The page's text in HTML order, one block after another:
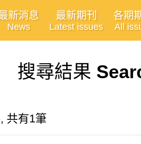
新消息
News
最新期刊
Latest issues
各期
All
搜尋結果
共有1筆